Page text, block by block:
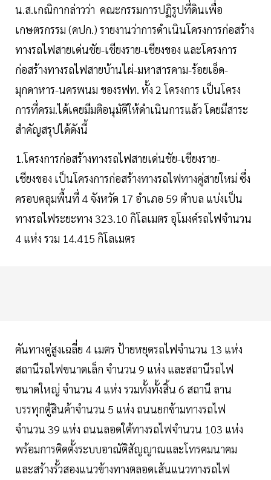
น.ส.เกณิกากล่าวว่า คณะกรรมการปฏิรูปที่ดินเพื่อ
เกษตรกรรม (คปก.) รายงานว่าการดำเนินโครงการก่อสร้าง
ทางรถไฟสายเด่นชัย-เชียงราย-เชียงของ และโครงการ
ก่อสร้างทางรถไฟสายบ้านไผ่-มหาสารคาม-ร้อยเอ็ด-
มุกดาหาร-นครพนม ของรฟท. ทั้ง 2 โครงการ เป็นโครง
การที่ครม.ได้เคยมีมติอนุมัติให้ดำเนินการแล้ว โดยมีสาระ
สำคัญสรุปได้ดังนี้
1.โครงการก่อสร้างทางรถไฟสายเด่นชัย-เชียงราย-
เชียงของ เป็นโครงการก่อสร้างทางรถไฟทางคู่สายใหม่ ซึ่ง
ครอบคลุมพื้นที่ 4 จังหวัด 17 อำเภอ 59 ตำบล แบ่งเป็น
ทางรถไฟระยะทาง 323.10 กิโลเมตร อุโมงค์รถไฟจำนวน
4 แห่ง รวม 14.415 กิโลเมตร
คันทางคู่สูงเฉลี่ย 4 เมตร ป้ายหยุดรถไฟจำนวน 13 แห่ง
สถานีรถไฟขนาดเล็ก จำนวน 9 แห่ง และสถานีรถไฟ
ขนาดใหญ่ จำนวน 4 แห่ง รวมทั้งทั้งสิ้น 6 สถานี ลาน
บรรทุกตู้สินค้าจำนวน 5 แห่ง ถนนยกข้ามทางรถไฟ
จำนวน 39 แห่ง ถนนลอดใต้ทางรถไฟจำนวน 103 แห่ง
พร้อมการติดตั้งระบบอาณัติสัญญาณและโทรคมนาคม
และสร้างรั้วสองแนวข้างทางตลอดเส้นแนวทางรถไฟ